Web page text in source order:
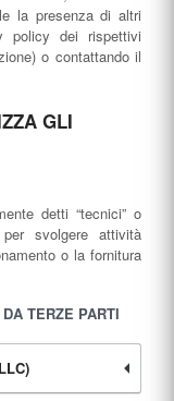
la presenza di altri
policy dei rispettivi
o contattando il
GLI
detti “tecnici” o
svolgere attività
o la fornitura
TERZE PARTI